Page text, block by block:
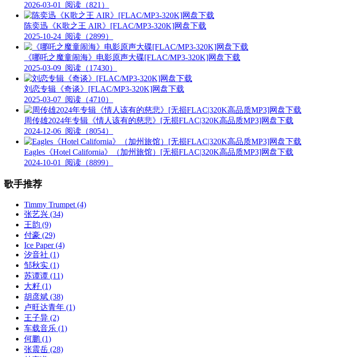
2026-03-01
阅读（821）
陈奕迅《K歌之王 AIR》[FLAC/MP3-320K]网盘下载
2025-10-24 阅读（2899）
《哪吒之魔童闹海》电影原声大碟[FLAC/MP3-320K]网盘下载
2025-03-09 阅读（17430）
刘恋专辑《奇谈》[FLAC/MP3-320K]网盘下载
2025-03-07 阅读（4710）
周传雄2024年专辑《情人该有的慈悲》[无损FLAC|320K高品质MP3]网盘下载
2024-12-06 阅读（8054）
Eagles《Hotel California》（加州旅馆）[无损FLAC|320K高品质MP3]网盘下载
2024-10-01
阅读（8899）
歌手推荐
Timmy Trumpet (4)
张艺兴 (34)
王韵 (9)
付豪 (29)
Ice Paper(4)
汐音社 (1)
邹秋实 (1)
苏谭谭 (11)
大籽 (1)
胡彦斌 (38)
卢旺达青年 (1)
王子异 (2)
车载音乐 (1)
何鹏 (1)
张震岳 (28)